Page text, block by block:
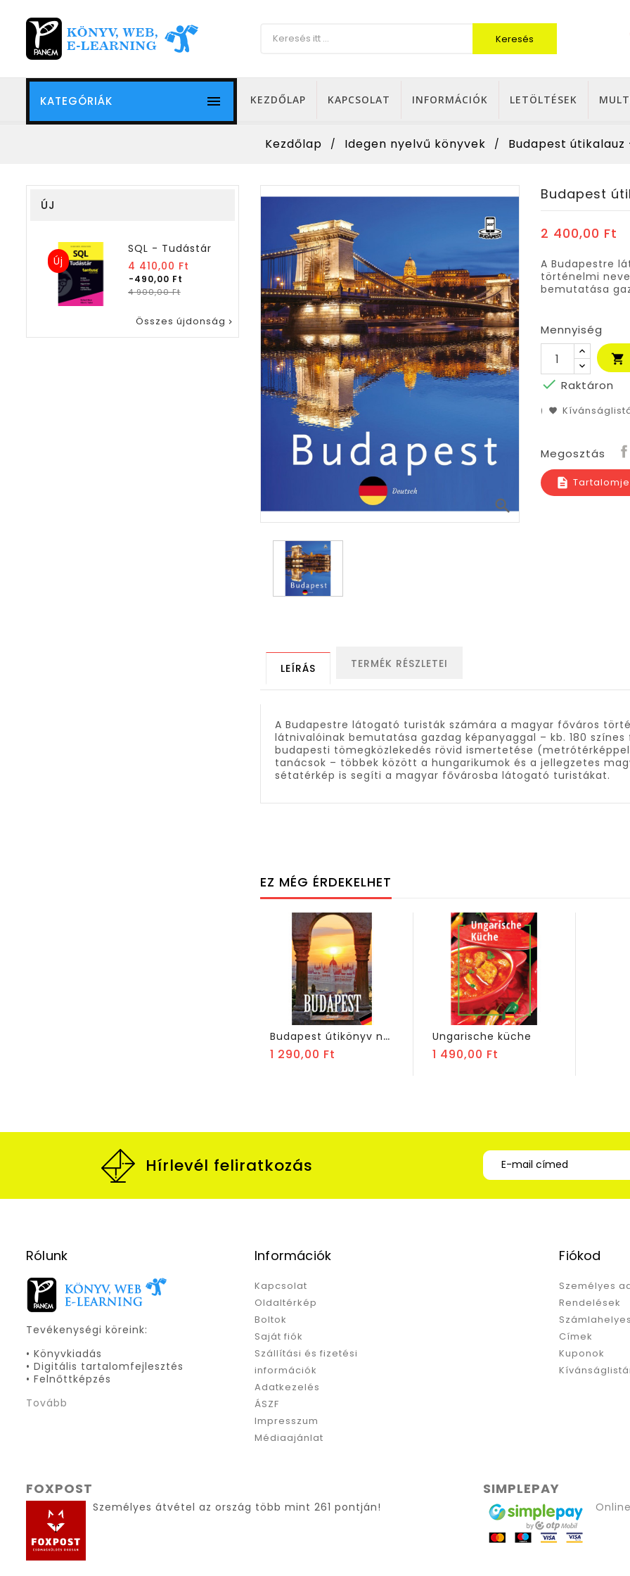
Keresés
KATEGÓRIÁK  KEZDŐLAP KAPCSOLAT INFORMÁCIÓK LETÖLTÉSEK
Kezdőlap Idegen nyelvű könyvek Budapest útikalauz
ÚJ
Új
SQL - Tudástár
4 410,00 Ft
-490,00 Ft
4 900,00 FtÁr
Összes újdonság 

Budapest
2 400,00 Ft
A Budapestre
történelmi
bemutatása
Mennyiség

 Raktáron
Megosztás
description
LEÍRÁS TERMÉK RÉSZLETEI
A Budapestre látogató turisták számára a magyar főváros
látnivalóinak bemutatása gazdag képanyaggal – kb. 180
budapesti tömegközlekedés rövid ismertetése
tanácsok – többek között a hungarikumok és a jellegzetes
sétatérkép is segíti a magyar fővárosba látogató turistákat.
EZ MÉG ÉRDEKELHET
B
udapest útikönyv német nyelven
1 290,00 Ft
Ungarische küche
1 490,00 Ft
Hírlevél feliratkozás
Rólunk
Tevékenységi köreink:
• Könyvkiadás
• Digitális tartalomfejlesztés
• Felnőttképzés
Tovább
Információk
Kapcsolat
Oldaltérkép
Boltok
Saját fiók
Szállítási és fizetési
információk
Adatkezelés
ÁSZF
Impresszum
Médiaajánlat
Fiókod
Személyes
Rendelések
Címek
Kuponok
FOXPOST
Személyes átvétel az ország több mint 261 pontján!
SIMPLEPAY